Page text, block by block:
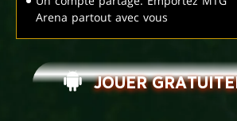
Arena partout avec vous
JOUER